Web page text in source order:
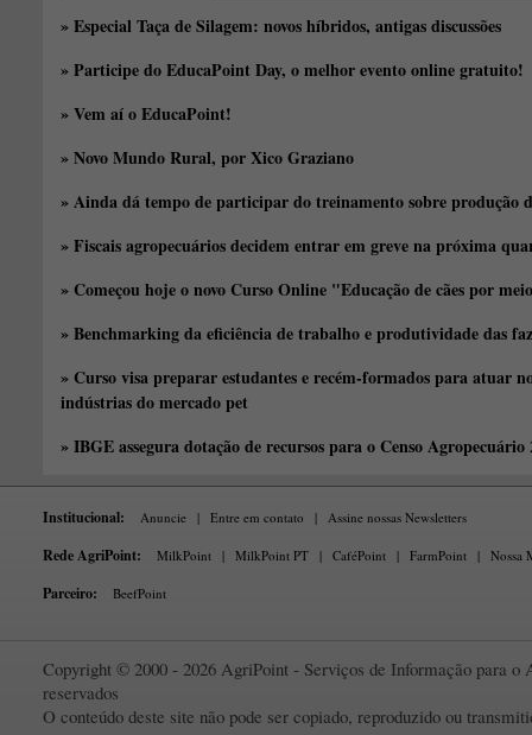
» Especial Taça de Silagem: novos híbridos, antigas discussões
» Participe do EducaPoint Day, o melhor evento online gratuito!
» Vem aí o EducaPoint!
» Novo Mundo Rural, por Xico Graziano
» Ainda dá tempo de participar do treinamento sobre produção
» Fiscais agropecuários decidem entrar em greve na próxima
» Começou hoje o novo Curso Online "Educação de cães por
» Benchmarking da eficiência de trabalho e produtividade das
» Curso visa preparar estudantes e recém-formados para atuar
indústrias do mercado pet
» IBGE assegura dotação de recursos para o Censo Agropecuário
Institucional: Anuncie | Entre em contato | Assine nossas Newsletters
Rede AgriPoint: MilkPoint | MilkPoint PT | CaféPoint | FarmPoint | Nossa
Parceiro: BeefPoint
Copyright © 2000 - 2026 AgriPoint - Serviços de Informação para o
reservados
O conteúdo deste site não pode ser copiado, reproduzido ou